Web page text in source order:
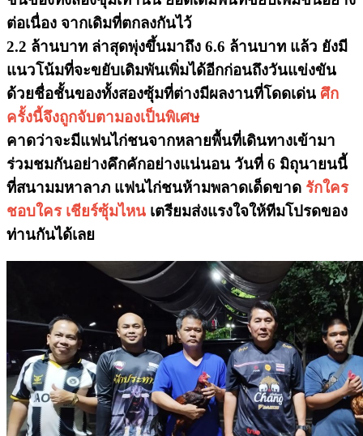
ต่อเนื่อง จากเดิมที่ตกลงกันไว้
2.2 ล้านบาท ล่าสุดพุ่งขึ้นมาถึง 6.6 ล้านบาท แล้ว ยังมี
แนวโน้มที่จะขยับเดิมพันเพิ่มได้อีกก่อนถึงวันแข่งขัน
ด้วยชื่อชั้นของทั้งสองซุ้มที่ต่างมีผลงานที่โดดเด่น ศึก
ครั้งนี้จึงถูกจับตามองเป็นพิเศษ
คาดว่าจะมีแฟนไก่ชนจากหลายพื้นที่เดินทางเข้ามา
ร่วมชมกันอย่างคึกคักอย่างแน่นอน วันที่ 6 มิถุนายนนี้
ที่สนามมหาลาภ แฟนไก่ชนห้ามพลาดเด็ดขาด รักใคร
ชอบใคร เชียร์ซุ้มไหน เตรียมส่งแรงใจให้ทีมโปรดของ
ท่านกันได้เลย